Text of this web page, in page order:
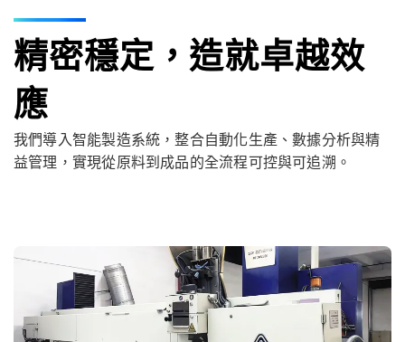
精密穩定，造就卓越效
應
我們導入智能製造系統，整合自動化生產、數據分析與精
益管理，實現從原料到成品的全流程可控與可追溯。